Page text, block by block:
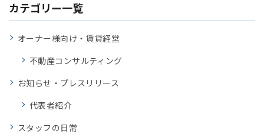
カテゴリー一覧
オーナー様向け・賃貸経営
不動産コンサルティング
お知らせ・プレスリリース
代表者紹介
スタッフの日常